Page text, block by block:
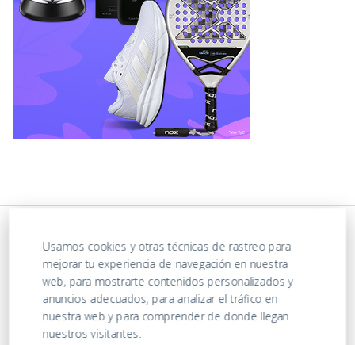
https://ofertasenjuguetes.com/privacy-policy/
Usamos cookies y otras técnicas de rastreo para
mejorar tu experiencia de navegación en nuestra
web, para mostrarte contenidos personalizados y
anuncios adecuados, para analizar el tráfico en
nuestra web y para comprender de donde llegan
nuestros visitantes.